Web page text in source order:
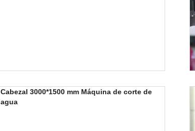
Cabezal 3000*1500 mm Máquina de corte de
agua